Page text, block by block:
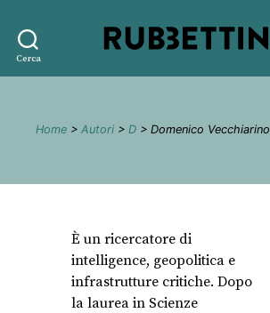
Cerca
editore
Home > Autori > D > Domenico Vecchiarino
È un ricercatore di
intelligence, geopolitica e
infrastrutture critiche. Dopo
la laurea in Scienze